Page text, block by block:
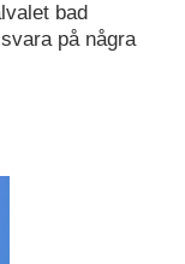
bad
på några